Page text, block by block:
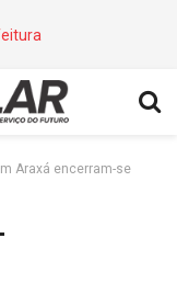
Araxá encerram-se